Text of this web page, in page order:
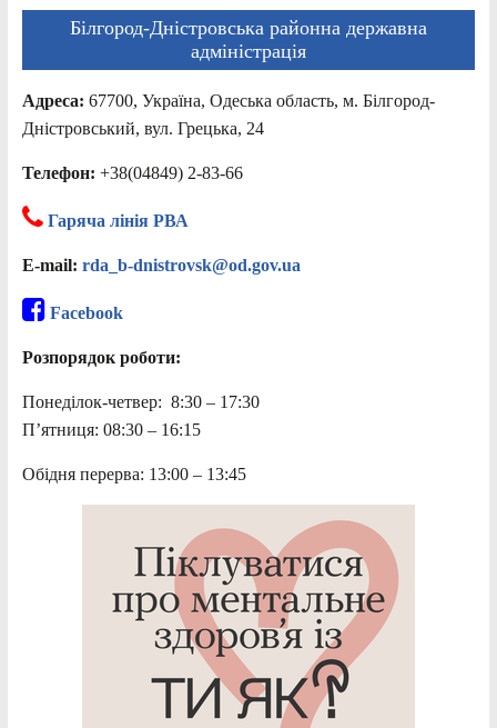
Білгород-Дністровська районна державна
адміністрація
Адреса: 67700, Україна, Одеська область, м. Білгород-
Дністровський, вул. Грецька, 24
Телефон: +38(04849) 2-83-66
Гаряча лінія РВА
E-mail: rda_b-dnistrovsk@od.gov.ua
Facebook
Розпорядок роботи:
Понеділок-четвер: 8:30 – 17:30
П’ятниця: 08:30 – 16:15
Обідня перерва: 13:00 – 13:45